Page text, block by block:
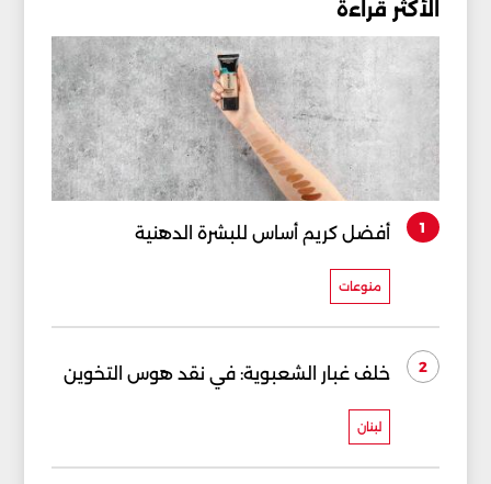
الأكثر قراءة
1 أفضل كريم أساس للبشرة الدهنية
منوعات
2 خلف غبار الشعبوية: في نقد هوس التخوين
لبنان